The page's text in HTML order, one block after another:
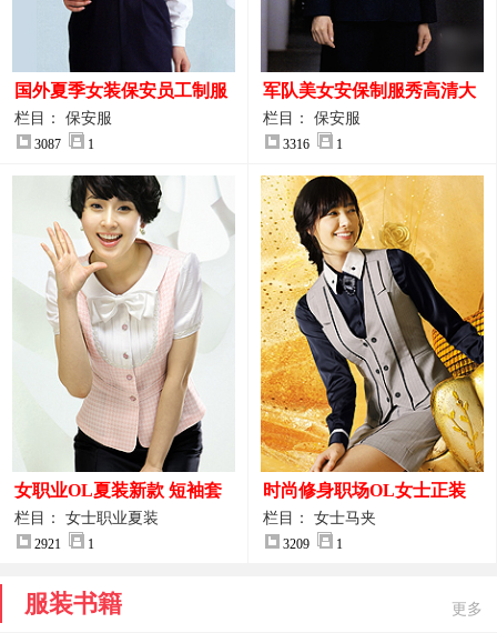
国外夏季女装保安员工制服
装大图
栏目： 保安服
3087 1
军队美女安保制服秀高清大
图
栏目： 保安服
3316 1
女职业OL夏装新款 短袖套
装女正装
栏目： 女士职业夏装
2921 1
时尚修身职场OL女士正装
马甲拍摄大图
栏目： 女士马夹
3209 1
服装书籍 更多